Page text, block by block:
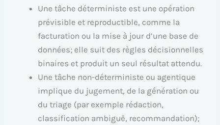
Une tâche déterministe est une opération
prévisible et reproductible, comme la
facturation ou la mise à jour d’une base de
données; elle suit des règles décisionnelles
binaires et produit un seul résultat attendu.
Une tâche non-déterministe ou agentique
implique du jugement, de la génération ou
du triage (par exemple rédaction,
classification ambiguë, recommandation);